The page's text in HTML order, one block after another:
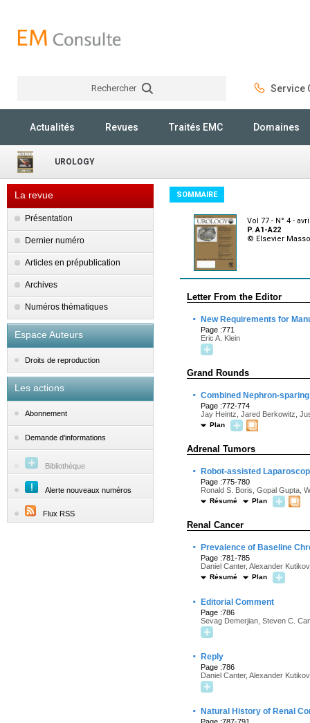
Rechercher Service
Actualités Revues Traités EMC Domaines
UROLOGY
La revue
Présentation
Dernier numéro
Articles en prépublication
Archives
Numéros thématiques
Espace Auteurs
Droits de reproduction
Les actions
Abonnement
Demande d'informations
Bibliothèque
Alerte nouveaux numéros
Flux RSS
SOMMAIRE
Vol 77 - N° 4 -
P. A1-A22
© Elsevier
Letter From the Editor
· New Requirements for
Page :771
Eric A. Klein
Grand Rounds
· Combined Nephron-
Page :772-774
Jay Heintz, Jared Berkowitz,
Plan
Adrenal Tumors
· Robot-assisted
Page :775-780
Ronald S. Boris, Gopal Gupta,
Résumé Plan
Renal Cancer
· Prevalence of Baseline
Page :781-785
Daniel Canter, Alexander
Résumé Plan
· Editorial Comment
Page :786
Sevag Demerjian, Steven C.
· Reply
Page :786
Daniel Canter, Alexander
· Natural History of Renal